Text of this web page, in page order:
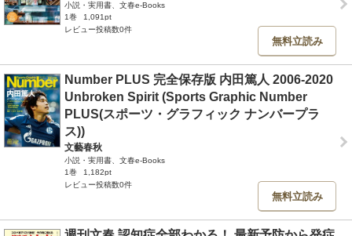
小説・実用書、文春e-Books
1巻
1,091pt
レビュー投稿数0件
無料立読み
Number PLUS 完全保存版 内田篤人 2006-2020
Unbroken Spirit (Sports Graphic Number
PLUS(スポーツ・グラフィック ナンバープラ
ス))
文藝春秋
小説・実用書、文春e-Books
1巻
1,182pt
レビュー投稿数0件
無料立読み